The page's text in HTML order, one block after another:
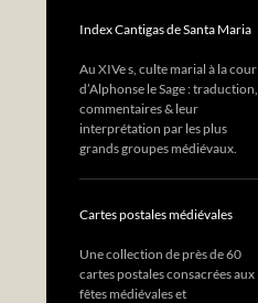
Index Cantigas de Santa Maria
Au XIVe s, culte marial à la cour
d’Alphonse le Sage : traduction,
commentaires & leur
interprétation par les plus
grands groupes médiévaux.
Cartes postales médiévales
Une collection de près de 60
cartes postales consacrées aux
fêtes médiévales et